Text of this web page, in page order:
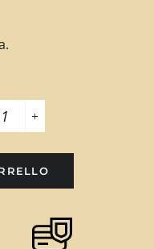
+